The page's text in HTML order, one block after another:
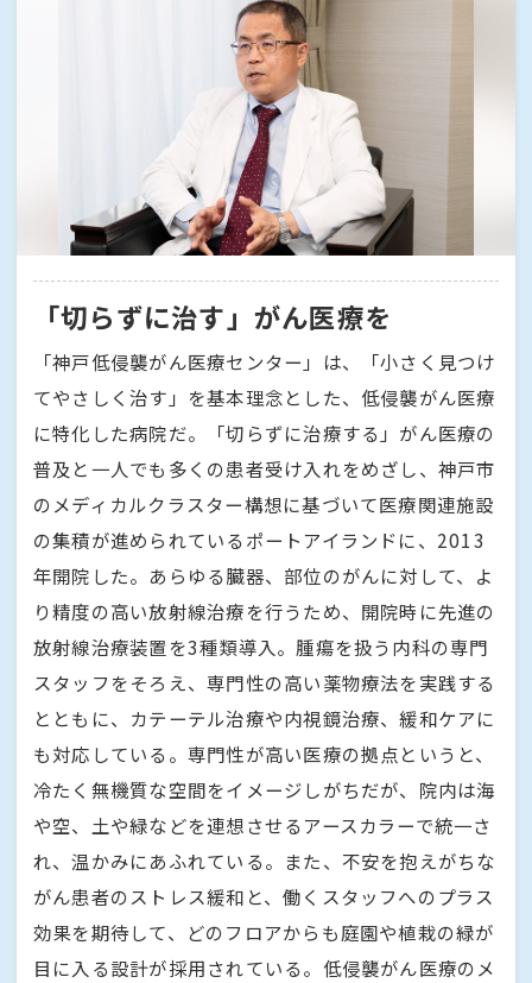
「切らずに治す」がん医療を
「神戸低侵襲がん医療センター」は、「小さく見つけ
てやさしく治す」を基本理念とした、低侵襲がん医療
に特化した病院だ。「切らずに治療する」がん医療の
普及と一人でも多くの患者受け入れをめざし、神戸市
のメディカルクラスター構想に基づいて医療関連施設
の集積が進められているポートアイランドに、2013
年開院した。あらゆる臓器、部位のがんに対して、よ
り精度の高い放射線治療を行うため、開院時に先進の
放射線治療装置を3種類導入。腫瘍を扱う内科の専門
スタッフをそろえ、専門性の高い薬物療法を実践する
とともに、カテーテル治療や内視鏡治療、緩和ケアに
も対応している。専門性が高い医療の拠点というと、
冷たく無機質な空間をイメージしがちだが、院内は海
や空、土や緑などを連想させるアースカラーで統一さ
れ、温かみにあふれている。また、不安を抱えがちな
がん患者のストレス緩和と、働くスタッフへのプラス
効果を期待して、どのフロアからも庭園や植栽の緑が
目に入る設計が採用されている。低侵襲がん医療のメ